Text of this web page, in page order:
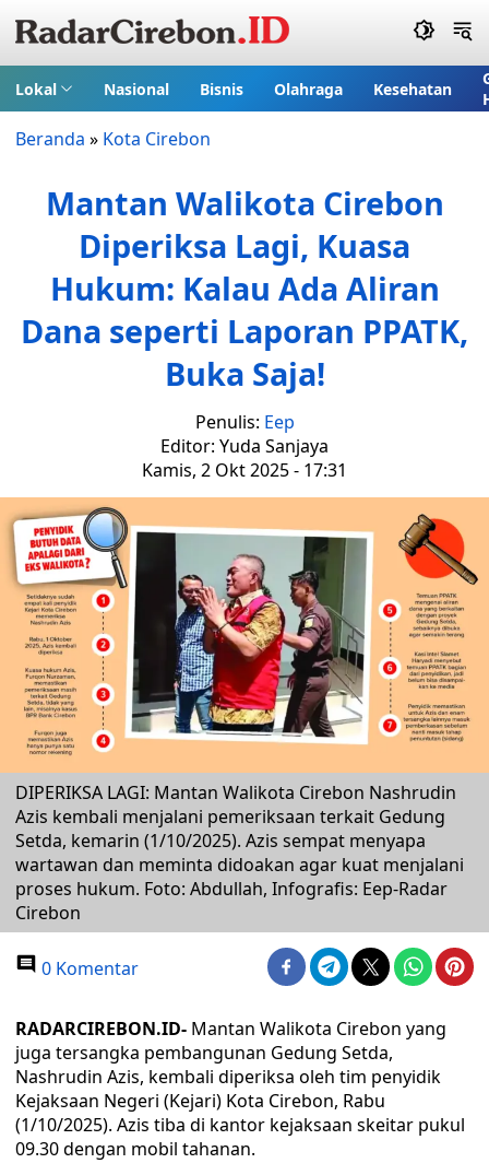
Lokal Nasional Bisnis Olahraga Kesehatan
Beranda » Kota Cirebon
Mantan Walikota Cirebon
Diperiksa Lagi, Kuasa
Hukum: Kalau Ada Aliran
Dana seperti Laporan PPATK,
Buka Saja!
Penulis: Eep
Editor: Yuda Sanjaya
Kamis, 2 Okt 2025 - 17:31
DIPERIKSA LAGI: Mantan Walikota Cirebon Nashrudin
Azis kembali menjalani pemeriksaan terkait Gedung
Setda, kemarin (1/10/2025). Azis sempat menyapa
wartawan dan meminta didoakan agar kuat menjalani
proses hukum. Foto: Abdullah, Infografis: Eep-Radar
Cirebon
0 Komentar
RADARCIREBON.ID- Mantan Walikota Cirebon yang
juga tersangka pembangunan Gedung Setda,
Nashrudin Azis, kembali diperiksa oleh tim penyidik
Kejaksaan Negeri (Kejari) Kota Cirebon, Rabu
(1/10/2025). Azis tiba di kantor kejaksaan skeitar pukul
09.30 dengan mobil tahanan.